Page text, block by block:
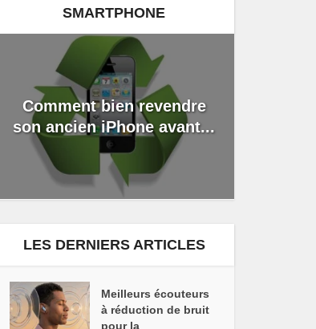
SMARTPHONE
Comment bien revendre
son ancien iPhone avant...
LES DERNIERS ARTICLES
Meilleurs écouteurs
à réduction de bruit
pour la